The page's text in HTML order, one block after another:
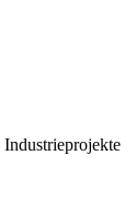
Industrieprojekte